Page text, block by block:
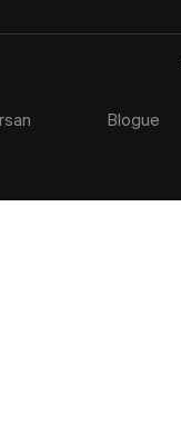
Blogue